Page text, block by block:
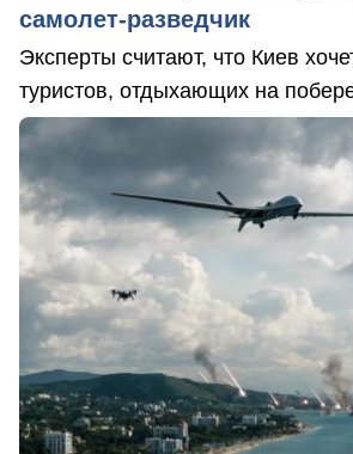
самолет-разведчик
Эксперты считают, что Киев
туристов, отдыхающих на